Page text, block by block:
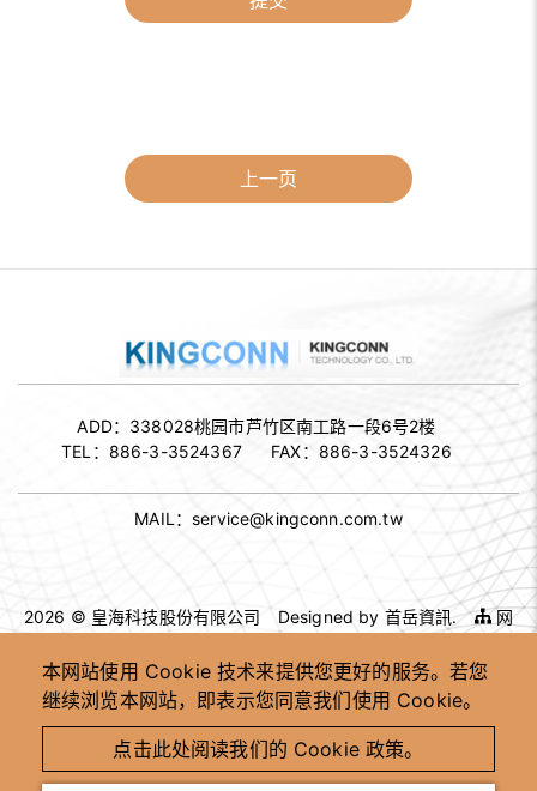
上一页
本网站使用 Cookie 技术来提供您更好的服务。若您
继续浏览本网站，即表示您同意我们使用 Cookie。
点击此处阅读我们的 Cookie 政策。
ADD： 338028桃园市芦竹区南工路一段6号2楼
TEL： 886-3-3524367 FAX： 886-3-3524326
MAIL：service@kingconn.com.tw
2026 © 皇海科技股份有限公司 Designed by 首岳資訊.
网
高速连接器供应商
高速连接器 OEM ODM
客制化连接器制造商
台湾高速连接器工厂
高速讯号连接器供应商
工业用连接器制造商